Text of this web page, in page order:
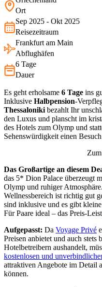
wie Wein zur Begrüßung. Für
Ort
Sep 2025 - Okt 2025
Reisezeitraum
Frankfurt am Main
Abflughäfen
6 Tage
Dauer
Es geht erholsame 6 Tage ins
Inklusive Halbpension-
Thessaloniki bezahlt Ihr
den Luxus und planscht im
des Hotels zum Olymp und
Sehenswürdigkeit einen
Das Großartige an diesem
das 5* Dion Palace überzeugt
Olymp und ruhiger
Wellnessbereich ist richtig gut
sind inklusive und es gibt
Für Paare ideal – das Preis-
Aufgepasst: Da Voyage Privé
Preisen anbietet und auch stets
Hotelbetreibern aushandelt,
kostenlosen und
attraktiven Angebote im Detail
können.